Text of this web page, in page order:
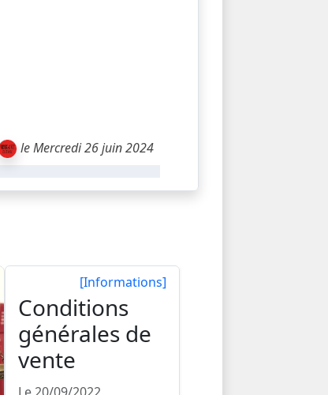
le Mercredi 26 juin 2024
[Informations]
Conditions
générales de
vente